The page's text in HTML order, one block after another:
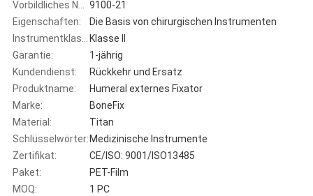
Vorbildliches Number: 9100-21
Eigenschaften:
Die Basis von chirurgischen Instrumenten
Instrumentklassifikation: Klasse II
Garantie:
1-jährig
Kundendienst:
Rückkehr und Ersatz
Produktname:
Humeral externes Fixator
Marke:
BoneFix
Material:
Titan
Schlüsselwörter: Medizinische Instrumente
Zertifikat:
CE/ISO: 9001/ISO13485
Paket:
PET-Film
MOQ:
1 PC